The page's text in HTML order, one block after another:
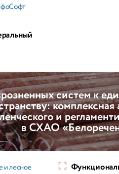
систем к
комплексная
и
в СХАО
и лесное